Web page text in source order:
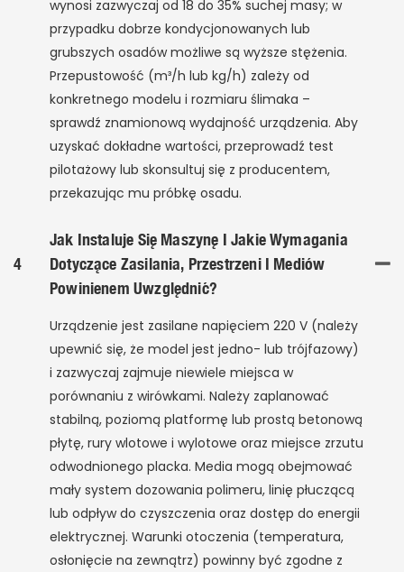
wynosi zazwyczaj od 18 do 35% suchej masy; w
przypadku dobrze kondycjonowanych lub
grubszych osadów możliwe są wyższe stężenia.
Przepustowość (m³/h lub kg/h) zależy od
konkretnego modelu i rozmiaru ślimaka –
sprawdź znamionową wydajność urządzenia. Aby
uzyskać dokładne wartości, przeprowadź test
pilotażowy lub skonsultuj się z producentem,
przekazując mu próbkę osadu.
4
Jak Instaluje Się Maszynę I Jakie Wymagania
Dotyczące Zasilania, Przestrzeni I Mediów
Powinienem Uwzględnić?
Urządzenie jest zasilane napięciem 220 V (należy
upewnić się, że model jest jedno- lub trójfazowy)
i zazwyczaj zajmuje niewiele miejsca w
porównaniu z wirówkami. Należy zaplanować
stabilną, poziomą platformę lub prostą betonową
płytę, rury wlotowe i wylotowe oraz miejsce zrzutu
odwodnionego placka. Media mogą obejmować
mały system dozowania polimeru, linię płuczącą
lub odpływ do czyszczenia oraz dostęp do energii
elektrycznej. Warunki otoczenia (temperatura,
osłonięcie na zewnątrz) powinny być zgodne z